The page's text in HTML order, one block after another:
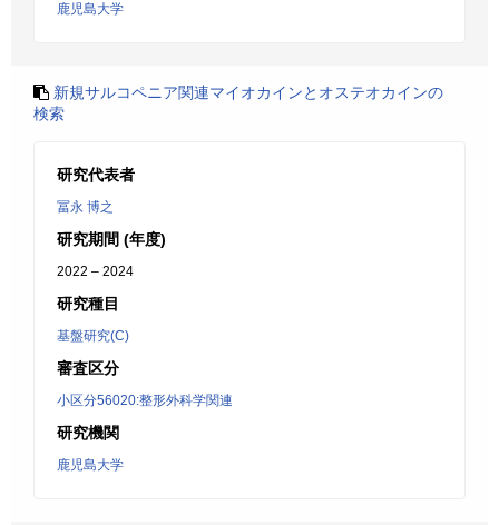
鹿児島大学
新規サルコペニア関連マイオカインとオステオカインの
検索
研究代表者
冨永 博之
研究期間 (年度)
2022 – 2024
研究種目
基盤研究(C)
審査区分
小区分56020:整形外科学関連
研究機関
鹿児島大学